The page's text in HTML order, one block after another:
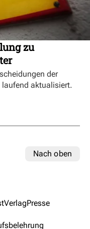
zu
der
laufend aktualisiert.
Nach oben
VerlagPresse